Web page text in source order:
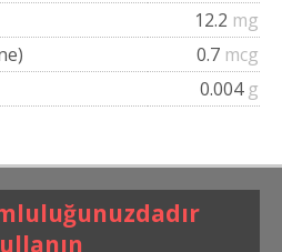
12.2 mg
0.7 mcg
0.004 g